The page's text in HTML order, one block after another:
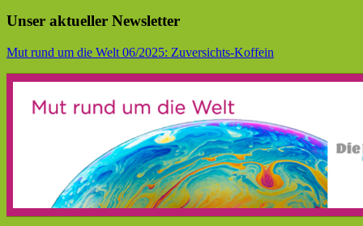
Unser aktueller Newsletter
Mut rund um die Welt 06/2025: Zuversichts-Koffein